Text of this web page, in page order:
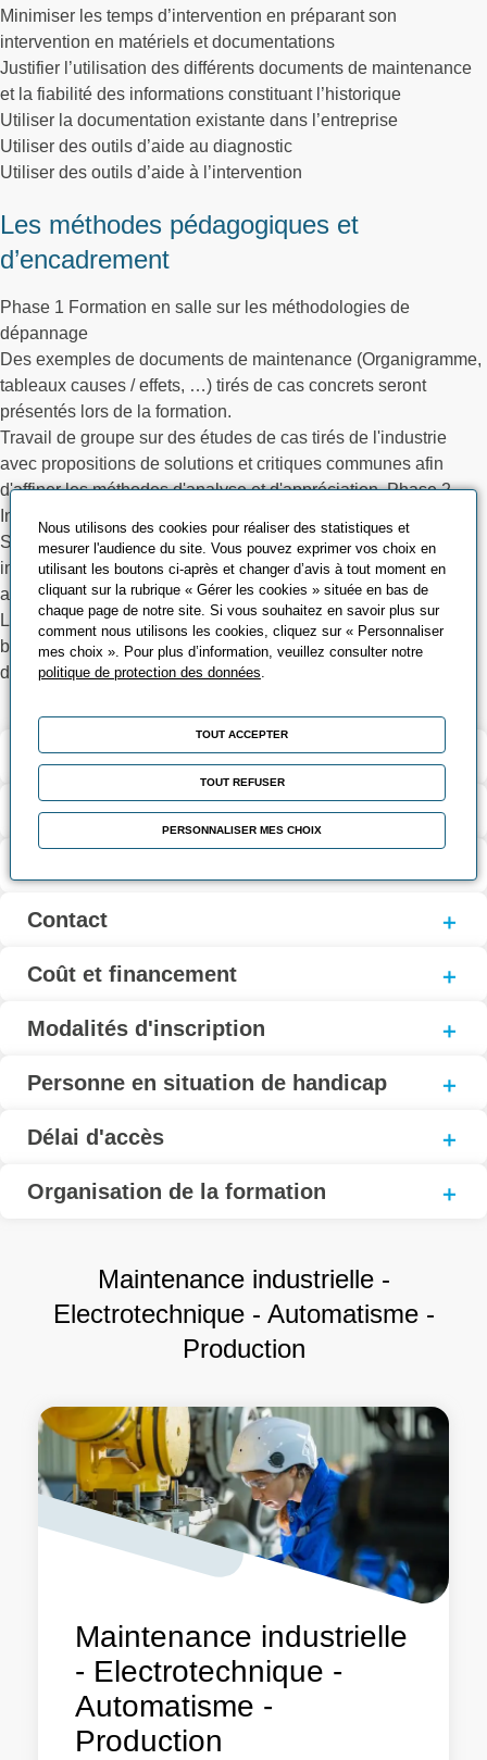
Minimiser les temps d’intervention en préparant son
intervention en matériels et documentations
Justifier l’utilisation des différents documents de maintenance
et la fiabilité des informations constituant l’historique
Utiliser la documentation existante dans l’entreprise
Utiliser des outils d’aide au diagnostic
Utiliser des outils d’aide à l’intervention
Les méthodes pédagogiques et
d’encadrement
Phase 1 Formation en salle sur les méthodologies de
dépannage
Des exemples de documents de maintenance (Organigramme,
tableaux causes / effets, …) tirés de cas concrets seront
présentés lors de la formation.
Travail de groupe sur des études de cas tirés de l'industrie
avec propositions de solutions et critiques communes afin
d'affiner les méthodes d'analyse et d'appréciation. Phase 2
Interventions
Simulations d’intervention de dépannage sur une ou des
installations de qui seront identifiées en amont de la formation
avec utilisation de la fiche réflexe
Lors des interventions les groupes pourront être découpés en
binôme afin de comparer et critiquer les façons de faire :
diagnostic et intervention
Validation et certification
Contenu de la formation
Contact
Coût et financement
Modalités d'inscription
Personne en situation de handicap
Délai d'accès
Organisation de la formation
Maintenance industrielle -
Electrotechnique - Automatisme -
Production
Maintenance industrielle
- Electrotechnique -
Automatisme -
Production
Nous utilisons des cookies pour réaliser des statistiques et
mesurer l'audience du site. Vous pouvez exprimer vos choix en
utilisant les boutons ci-après et changer d’avis à tout moment en
cliquant sur la rubrique « Gérer les cookies » située en bas de
chaque page de notre site. Si vous souhaitez en savoir plus sur
comment nous utilisons les cookies, cliquez sur « Personnaliser
mes choix ». Pour plus d’information, veuillez consulter notre
politique de protection des données
TOUT ACCEPTER
TOUT REFUSER
PERSONNALISER MES CHOIX